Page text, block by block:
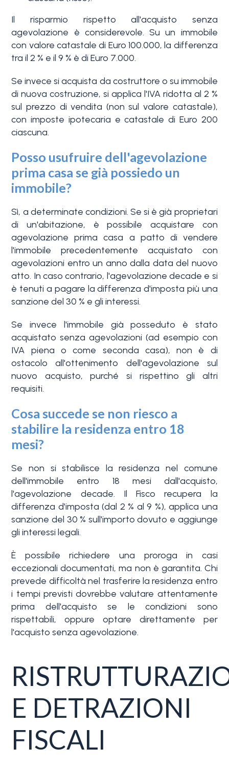
Il risparmio rispetto all'acquisto senza
agevolazione è considerevole. Su un immobile
con valore catastale di Euro 100.000, la differenza
tra il 2 % e il 9 % è di Euro 7.000.
Se invece si acquista da costruttore o su immobile
di nuova costruzione, si applica l'IVA ridotta al 2 %
sul prezzo di vendita (non sul valore catastale),
con imposte ipotecaria e catastale di Euro 200
ciascuna.
Posso usufruire dell'agevolazione
prima casa se già possiedo un
immobile?
Sì, a determinate condizioni. Se si è già proprietari
di un'abitazione, è possibile acquistare con
agevolazione prima casa a patto di vendere
l'immobile precedentemente acquistato con
agevolazioni entro un anno dalla data del nuovo
atto. In caso contrario, l'agevolazione decade e si
è tenuti a pagare la differenza d'imposta più una
sanzione del 30 % e gli interessi.
Se invece l'immobile già posseduto è stato
acquistato senza agevolazioni (ad esempio con
IVA piena o come seconda casa), non è di
ostacolo all'ottenimento dell'agevolazione sul
nuovo acquisto, purché si rispettino gli altri
requisiti.
Cosa succede se non riesco a
stabilire la residenza entro 18
mesi?
Se non si stabilisce la residenza nel comune
dell'immobile entro 18 mesi dall'acquisto,
l'agevolazione decade. Il Fisco recupera la
differenza d'imposta (dal 2 % al 9 %), applica una
sanzione del 30 % sull'importo dovuto e aggiunge
gli interessi legali.
È possibile richiedere una proroga in casi
eccezionali documentati, ma non è garantita. Chi
prevede difficoltà nel trasferire la residenza entro
i tempi previsti dovrebbe valutare attentamente
prima dell'acquisto se le condizioni sono
rispettabili, oppure optare direttamente per
l'acquisto senza agevolazione.
E DETRAZIONI
FISCALI